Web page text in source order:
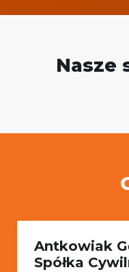
Nasze
Antkowiak
Spółka